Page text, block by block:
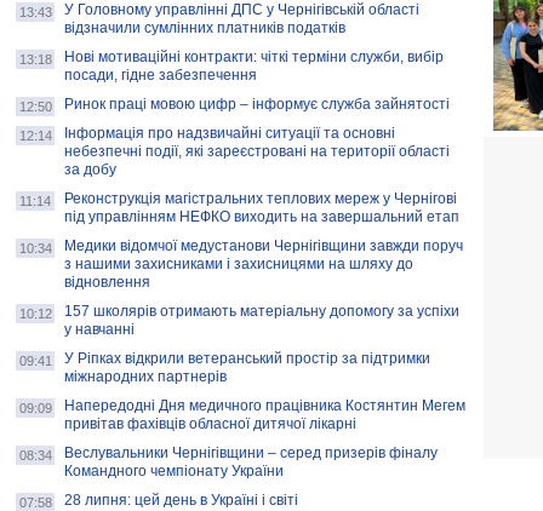
13:43
У Головному управлінні ДПС у Чернігівській області
відзначили сумлінних платників податків
13:18
Нові мотиваційні контракти: чіткі терміни служби, вибір
посади, гідне забезпечення
12:50 Ринок праці мовою цифр – інформує служба зайнятості
12:14
Інформація про надзвичайні ситуації та основні
небезпечні події, які зареєстровані на території області
за добу
11:14
Реконструкція магістральних теплових мереж у Чернігові
під управлінням НЕФКО виходить на завершальний етап
10:34
Медики відомчої медустанови Чернігівщини завжди поруч
з нашими захисниками і захисницями на шляху до
відновлення
10:12
157 школярів отримають матеріальну допомогу за успіхи
у навчанні
09:41
У Ріпках відкрили ветеранський простір за підтримки
міжнародних партнерів
09:09
Напередодні Дня медичного працівника Костянтин Мегем
привітав фахівців обласної дитячої лікарні
08:34
Веслувальники Чернігівщини – серед призерів фіналу
Командного чемпіонату України
07:58 28 липня: цей день в Україні і світі